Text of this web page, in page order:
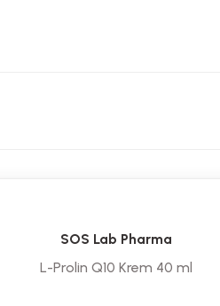
SOS Lab Pharma
L-Prolin Q10 Krem 40 ml